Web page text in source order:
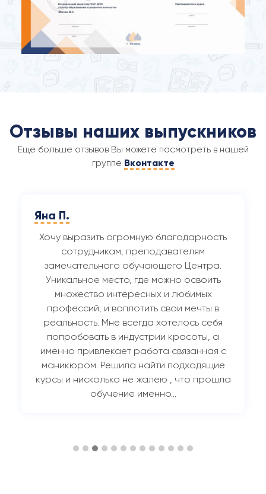
Отзывы наших выпускников
Еще больше отзывов Вы можете посмотреть в нашей
группе Вконтакте
Яна П.
Хочу выразить огромную благодарность
сотрудникам, преподавателям
замечательного обучающего Центра.
Уникальное место, где можно освоить
множество интересных и любимых
профессий, и воплотить свои мечты в
реальность. Мне всегда хотелось себя
попробовать в индустрии красоты, а
именно привлекает работа связанная с
маникюром. Решила найти подходящие
курсы и нисколько не жалею , что прошла
обучение именно…